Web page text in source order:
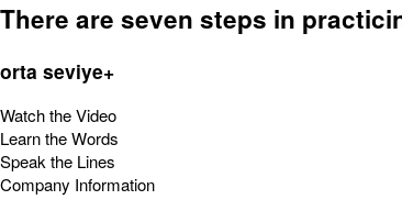
There are seven steps in
orta seviye+
Watch the Video
Learn the Words
Speak the Lines
Company Information